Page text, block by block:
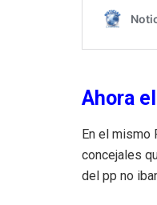
Ahora
En el mismo
concejales
del pp no